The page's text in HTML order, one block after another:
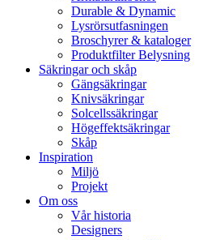
Durable & Dynamic
Lysrörsutfasningen
Broschyrer & kataloger
Produktfilter Belysning
Säkringar och skåp
Gängsäkringar
Knivsäkringar
Solcellssäkringar
Högeffektsäkringar
Skåp
Inspiration
Miljö
Projekt
Om oss
Vår historia
Designers